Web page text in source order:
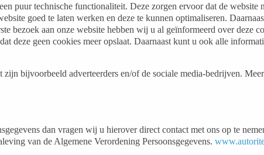
puur technische functionaliteit. Deze zorgen ervoor dat de
goed te laten werken en deze te kunnen optimaliseren.
bezoek aan onze website hebben wij u al geïnformeerd over deze
deze geen cookies meer opslaat. Daarnaast kunt u ook alle
bijvoorbeeld adverteerders en/of de sociale media-bedrijven.
dan vragen wij u hierover direct contact met ons op te
van de Algemene Verordening Persoonsgegevens.